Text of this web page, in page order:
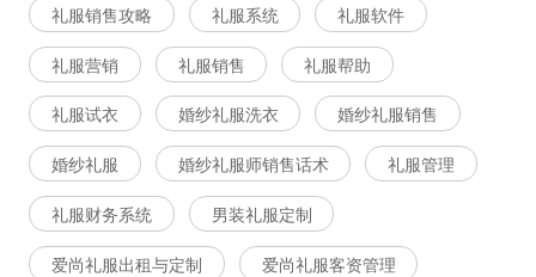
礼服销售攻略 礼服系统 礼服软件
礼服营销 礼服销售 礼服帮助
礼服试衣 婚纱礼服洗衣 婚纱礼服销售
婚纱礼服 婚纱礼服师销售话术 礼服管理
礼服财务系统 男装礼服定制
爱尚礼服出租与定制 爱尚礼服客资管理